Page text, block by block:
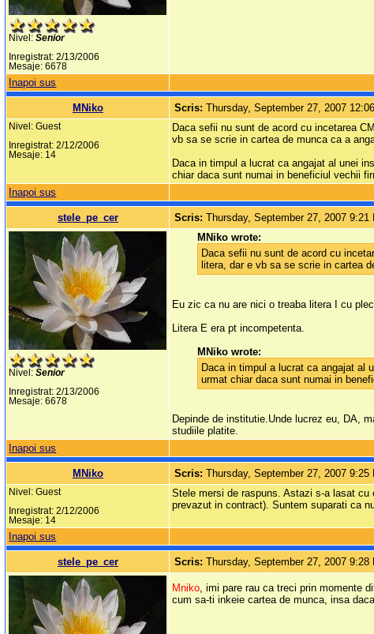
Nivel:Senior
Inregistrat: 2/13/2006
Mesaje: 6678
Inapoi sus
MNiko Scris:Thursday, September 27, 2007
Nivel: Guest
Inregistrat: 2/12/2006
Mesaje: 14
Daca sefii nu sunt de acord cu incetarea
vb sa se scrie in cartea de munca ca a
Daca in timpul a lucrat ca angajat al unei
chiar daca sunt numai in beneficiul vechii
Inapoi sus
stele_pe_cer Scris:Thursday, September 27, 2007 9:21
Nivel:Senior
Inregistrat: 2/13/2006
Mesaje: 6678
MNiko wrote:
Daca sefii nu sunt de acord cu
litera, dar e vb sa se scrie in cartea
Eu zic ca nu are nici o treaba litera I cu
Litera E era pt incompetenta.
MNiko wrote:
Daca in timpul a lucrat ca angajat al
urmat chiar daca sunt numai in
Depinde de institutie.Unde lucrez eu, DA,
studiile platite.
Inapoi sus
MNiko Scris:Thursday, September 27, 2007 9:25
Nivel: Guest
Inregistrat: 2/12/2006
Mesaje: 14
Stele mersi de raspuns. Astazi s-a lasat
prevazut in contract). Suntem suparati ca
Inapoi sus
stele_pe_cer Scris:Thursday, September 27, 2007 9:28
Mniko, imi pare rau ca treci prin momente
cum sa-ti inkeie cartea de munca, insa